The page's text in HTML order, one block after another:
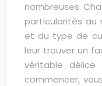
nombreuses.
particularités au
et du type de
leur trouver un
véritable
commencer,